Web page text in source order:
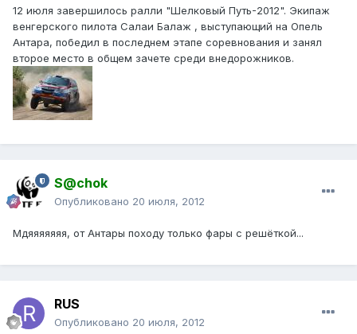
12 июля завершилось ралли "Шелковый Путь-2012". Экипаж
венгерского пилота Салаи Балаж , выступающий на Опель
Антара, победил в последнем этапе соревнования и занял
второе место в общем зачете среди внедорожников.
S@chok
Опубликовано 20 июля, 2012
Мдяяяяяяя, от Антары походу только фары с решёткой...
RUS
Опубликовано 20 июля, 2012